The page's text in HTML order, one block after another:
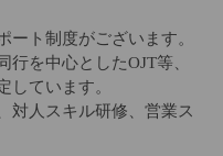
ート制度がございます。
を中心としたOJT等、
しています。
対人スキル研修、営業ス